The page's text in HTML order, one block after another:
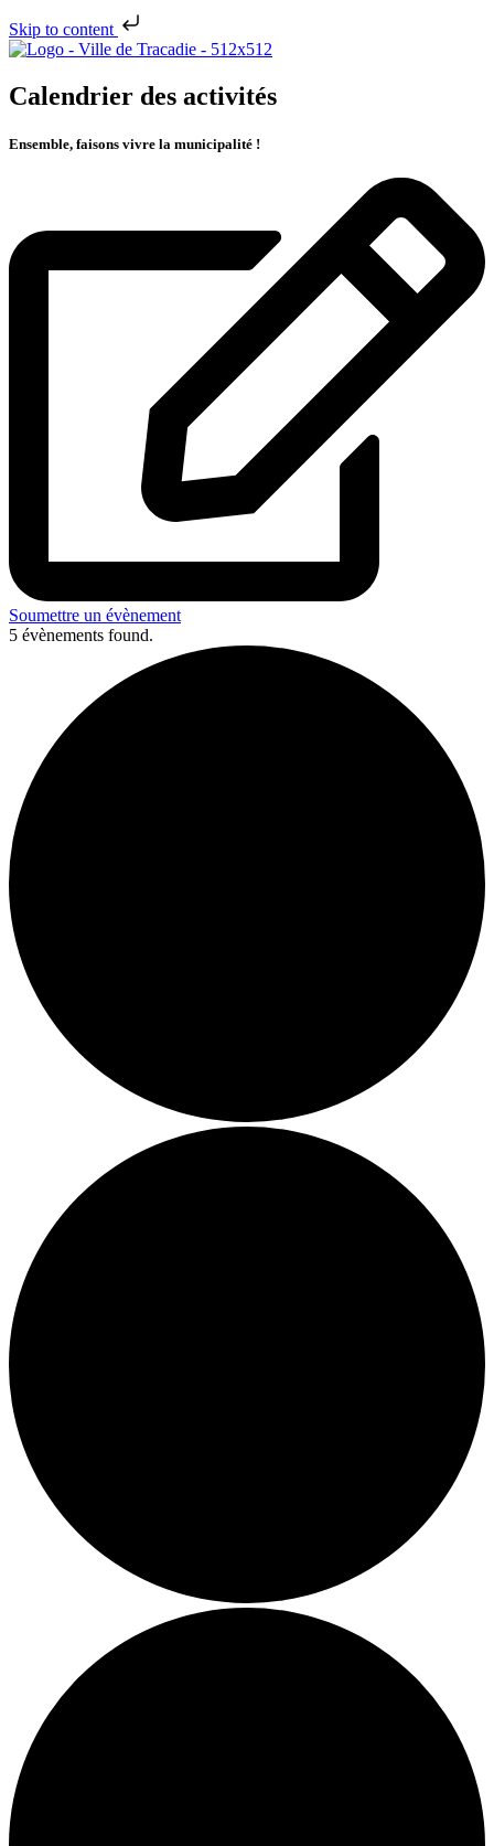
Skip to content
Calendrier des activités
Ensemble, faisons vivre la municipalité !
Soumettre un évènement
5 évènements found.